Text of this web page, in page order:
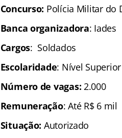
Concurso: Polícia Militar do
Banca organizadora: Iades
Cargos: Soldados
Escolaridade: Nível Superior
Número de vagas: 2.000
Remuneração: Até R$ 6 mil
Situação: Autorizado